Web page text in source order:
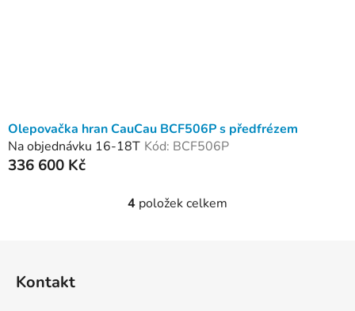
Olepovačka hran CauCau BCF506P s předfrézem
Na objednávku 16-18T Kód: BCF506P
336 600 Kč
O
4 položek celkem
Kontakt